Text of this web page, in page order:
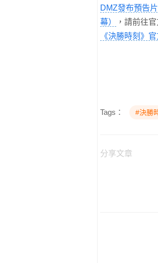
DMZ發布預告片
幕）
，請前往
《決勝時刻》
Tags： #決勝
分享文章